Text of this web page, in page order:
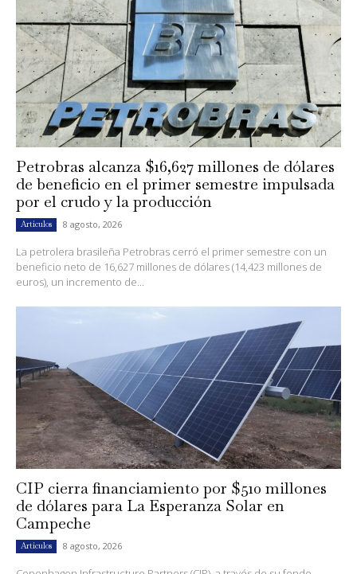
Petrobras alcanza $16,627 millones de dólares
de beneficio en el primer semestre impulsada
por el crudo y la producción
Artículos 8 agosto, 2026
La petrolera brasileña Petrobras cerró el primer semestre con un
beneficio neto de 16,627 millones de dólares (14,423 millones de
euros), un incremento de...
CIP cierra financiamiento por $510 millones
de dólares para La Esperanza Solar en
Campeche
Artículos 8 agosto, 2026